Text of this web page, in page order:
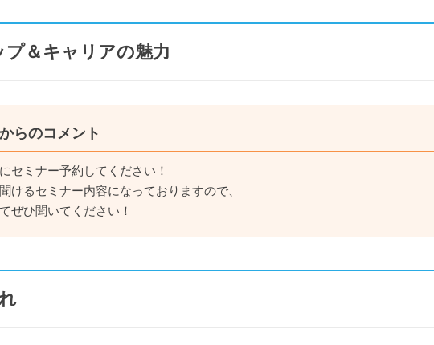
＆キャリアの魅力
らのコメント
セミナー予約してください！
けるセミナー内容になっておりますので、
ぜひ聞いてください！